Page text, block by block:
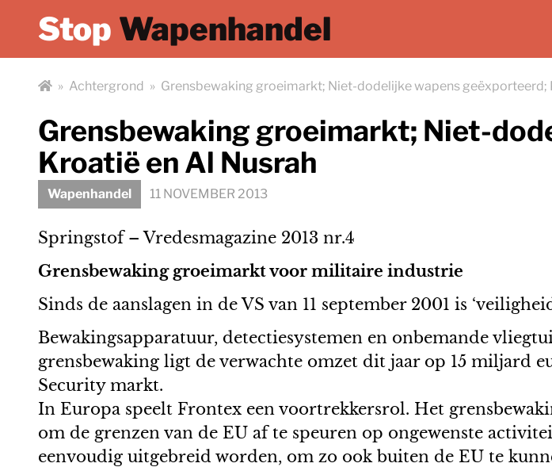
Stop Wapenhandel
» Achtergrond » Grensbewaking groeimarkt; Niet-dodelijke wapens geëxporteerd;
Grensbewaking groeimarkt; Niet-
Kroatië en Al Nusrah
Wapenhandel 11 NOVEMBER 2013
Springstof – Vredesmagazine 2013 nr.4
Grensbewaking groeimarkt voor militaire industrie
Sinds de aanslagen in de VS van 11 september 2001 is
Bewakingsapparatuur, detectiesystemen en onbemande
grensbewaking ligt de verwachte omzet dit jaar op 15 miljard
Security markt.
In Europa speelt Frontex een voortrekkersrol. Het
om de grenzen van de EU af te speuren op ongewenste
eenvoudig uitgebreid worden, om zo ook buiten de EU te